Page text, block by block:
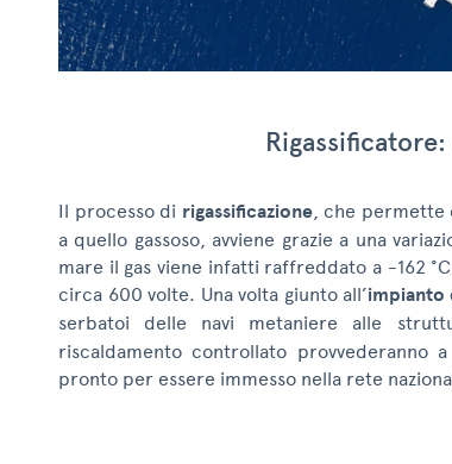
Il processo di rigassificazione, che permette
a quello gassoso, avviene grazie a una
mare il gas viene infatti raffreddato a -162
circa 600 volte. Una volta giunto all’impianto
serbatoi delle navi metaniere alle
riscaldamento controllato provvederanno
pronto per essere immesso nella rete